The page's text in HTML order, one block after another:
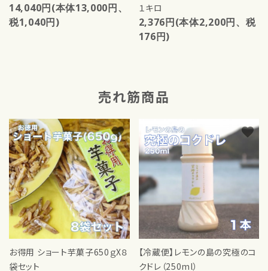
14,040円(本体13,000円、
税1,040円)
１キロ
2,376円(本体2,200円、税
176円)
売れ筋商品
お得用 ショート芋菓子650ｇX８
袋セット
favorite
【冷蔵便】レモンの島の究極のコ
クドレ（250ml）
favorite